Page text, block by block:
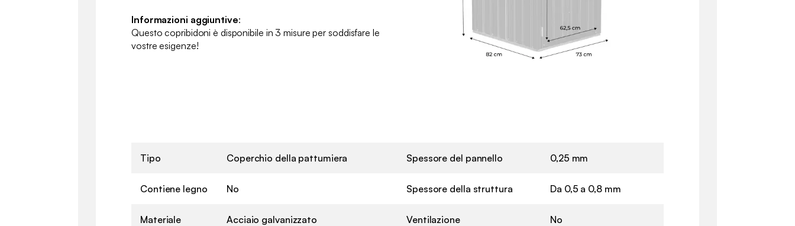
Informazioni aggiuntive:
Questo copribidoni è disponibile in 3 misure per soddisfare le
vostre esigenze!
Tipo Coperchio della pattumiera
Contiene legno No
Materiale Acciaio galvanizzato
Spessore del pannello 0,25 mm
Spessore della struttura Da 0,5 a 0,8 mm
Ventilazione No